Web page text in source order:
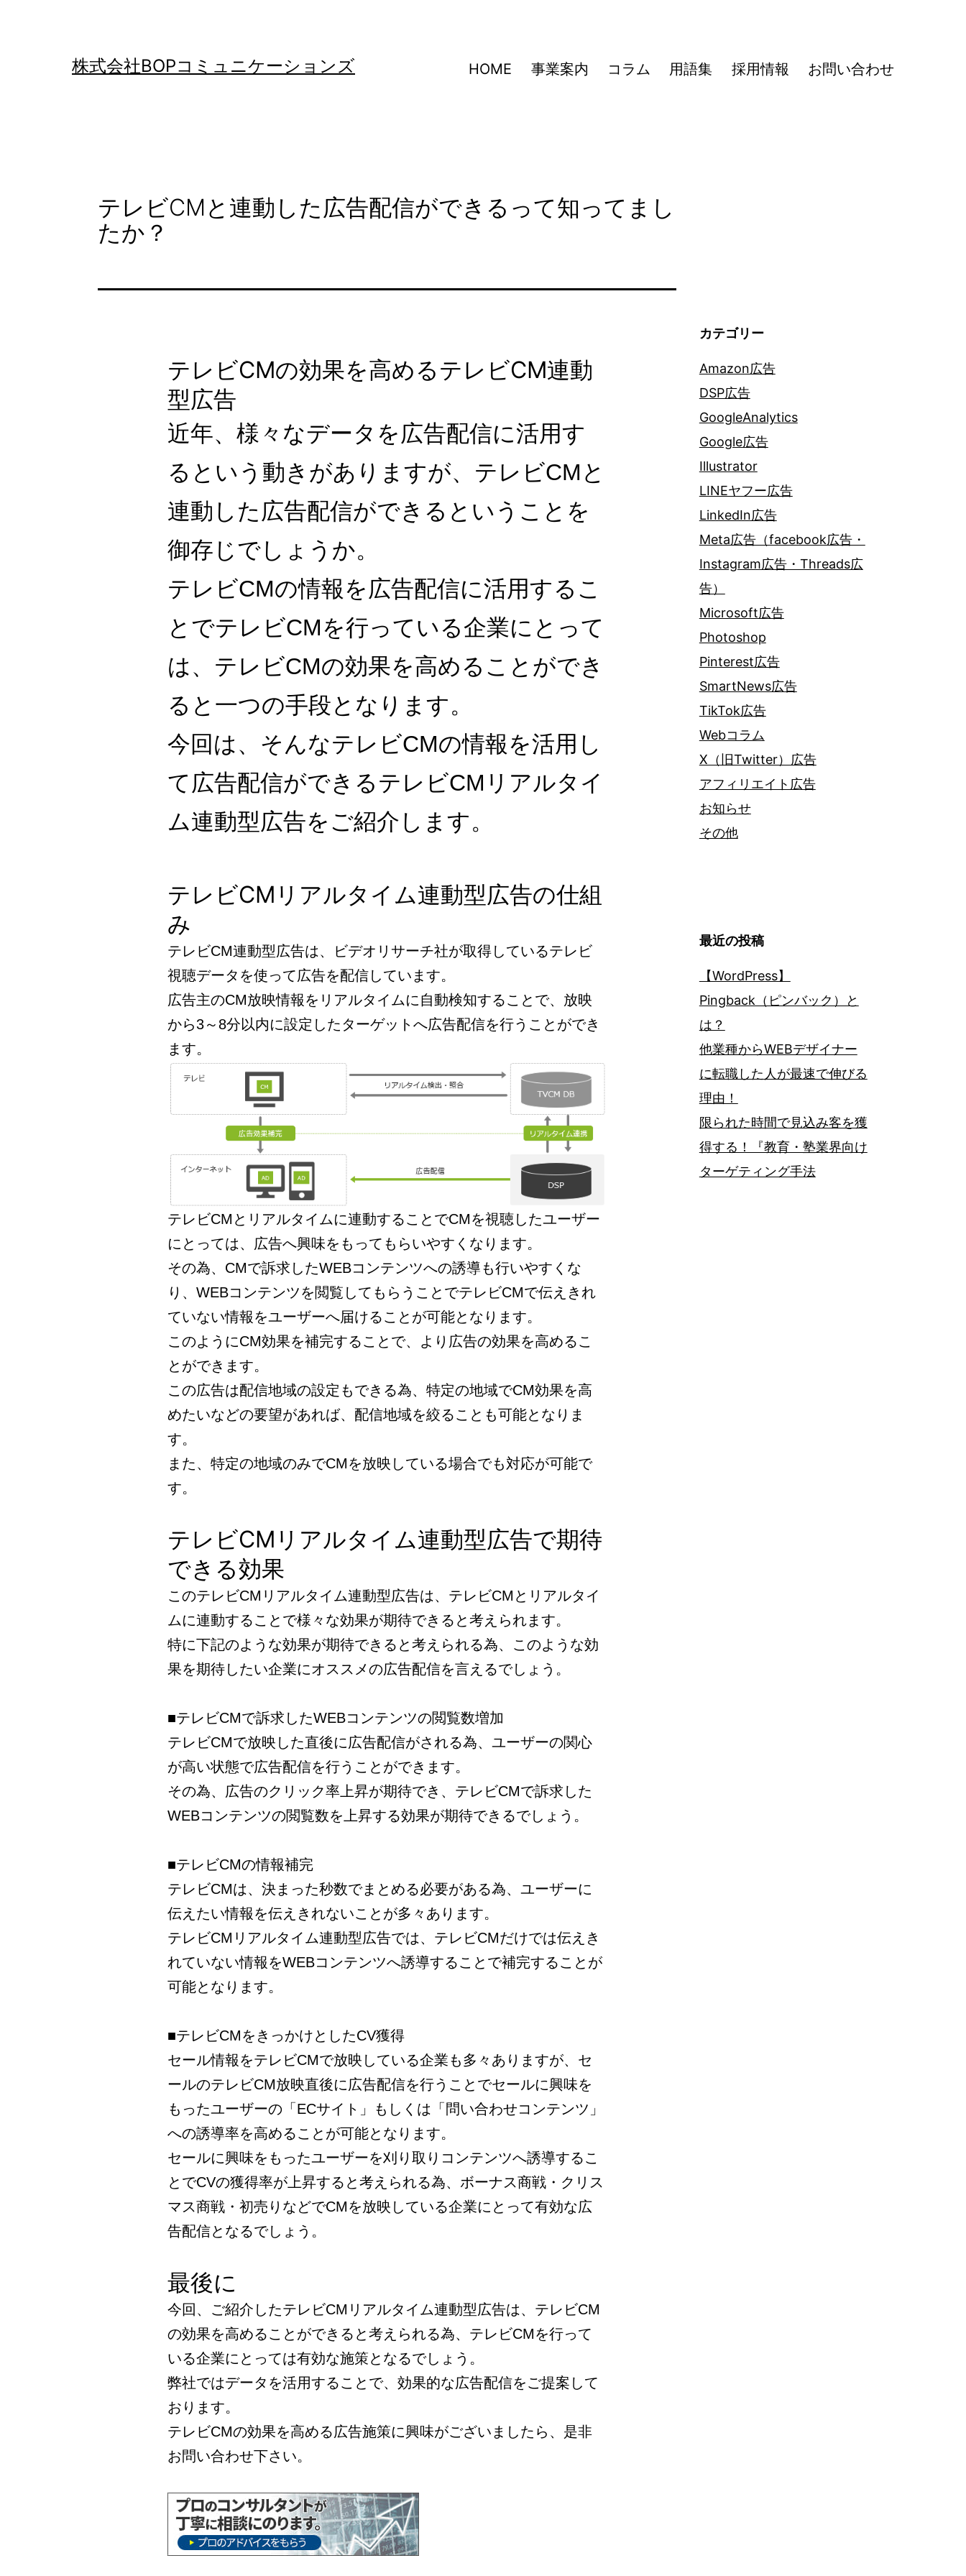
株式会社BOPコミュニケーションズ HOME 事業案内 コラム 用語集 採用情報 お問い合わせ
テレビCMと連動した広告配信ができるって知ってまし
たか？
テレビCMの効果を高めるテレビCM連動
型広告
近年、様々なデータを広告配信に活用す
るという動きがありますが、テレビCMと
連動した広告配信ができるということを
御存じでしょうか。
テレビCMの情報を広告配信に活用するこ
とでテレビCMを行っている企業にとって
は、テレビCMの効果を高めることができ
ると一つの手段となります。
今回は、そんなテレビCMの情報を活用し
て広告配信ができるテレビCMリアルタイ
ム連動型広告をご紹介します。
テレビCMリアルタイム連動型広告の仕組
み
テレビCM連動型広告は、ビデオリサーチ社が取得しているテレビ
視聴データを使って広告を配信しています。
広告主のCM放映情報をリアルタイムに自動検知することで、放映
から3～8分以内に設定したターゲットへ広告配信を行うことができ
ます。
テレビCMとリアルタイムに連動することでCMを視聴したユーザー
にとっては、広告へ興味をもってもらいやすくなります。
その為、CMで訴求したWEBコンテンツへの誘導も行いやすくな
り、WEBコンテンツを閲覧してもらうことでテレビCMで伝えきれ
ていない情報をユーザーへ届けることが可能となります。
このようにCM効果を補完することで、より広告の効果を高めるこ
とができます。
この広告は配信地域の設定もできる為、特定の地域でCM効果を高
めたいなどの要望があれば、配信地域を絞ることも可能となりま
す。
また、特定の地域のみでCMを放映している場合でも対応が可能で
す。
テレビCMリアルタイム連動型広告で期待
できる効果
このテレビCMリアルタイム連動型広告は、テレビCMとリアルタイ
ムに連動することで様々な効果が期待できると考えられます。
特に下記のような効果が期待できると考えられる為、このような効
果を期待したい企業にオススメの広告配信を言えるでしょう。
■テレビCMで訴求したWEBコンテンツの閲覧数増加
テレビCMで放映した直後に広告配信がされる為、ユーザーの関心
が高い状態で広告配信を行うことができます。
その為、広告のクリック率上昇が期待でき、テレビCMで訴求した
WEBコンテンツの閲覧数を上昇する効果が期待できるでしょう。
■テレビCMの情報補完
テレビCMは、決まった秒数でまとめる必要がある為、ユーザーに
伝えたい情報を伝えきれないことが多々あります。
テレビCMリアルタイム連動型広告では、テレビCMだけでは伝えき
れていない情報をWEBコンテンツへ誘導することで補完することが
可能となります。
■テレビCMをきっかけとしたCV獲得
セール情報をテレビCMで放映している企業も多々ありますが、セ
ールのテレビCM放映直後に広告配信を行うことでセールに興味を
もったユーザーの「ECサイト」もしくは「問い合わせコンテンツ」
への誘導率を高めることが可能となります。
セールに興味をもったユーザーを刈り取りコンテンツへ誘導するこ
とでCVの獲得率が上昇すると考えられる為、ボーナス商戦・クリス
マス商戦・初売りなどでCMを放映している企業にとって有効な広
告配信となるでしょう。
最後に
今回、ご紹介したテレビCMリアルタイム連動型広告は、テレビCM
の効果を高めることができると考えられる為、テレビCMを行って
いる企業にとっては有効な施策となるでしょう。
弊社ではデータを活用することで、効果的な広告配信をご提案して
おります。
テレビCMの効果を高める広告施策に興味がございましたら、是非
お問い合わせ下さい。
カテゴリー
Amazon広告
DSP広告
GoogleAnalytics
Google広告
Illustrator
LINEヤフー広告
LinkedIn広告
Meta広告（facebook広告・
Instagram広告・Threads広
告）
Microsoft広告
Photoshop
Pinterest広告
SmartNews広告
TikTok広告
Webコラム
X（旧Twitter）広告
アフィリエイト広告
お知らせ
その他
最近の投稿
【WordPress】
Pingback（ピンバック）と
は？
他業種からWEBデザイナー
に転職した人が最速で伸びる
理由！
限られた時間で見込み客を獲
得する！『教育・塾業界向け
ターゲティング手法